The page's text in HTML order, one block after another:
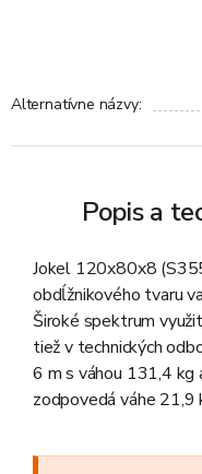
Alternatívne názvy:
Popis a
Jokel 120x80x8
obdĺžnikového tvaru
Široké spektrum
tiež v technických
6 m s váhou 131,4 kg
zodpovedá váhe 21,9